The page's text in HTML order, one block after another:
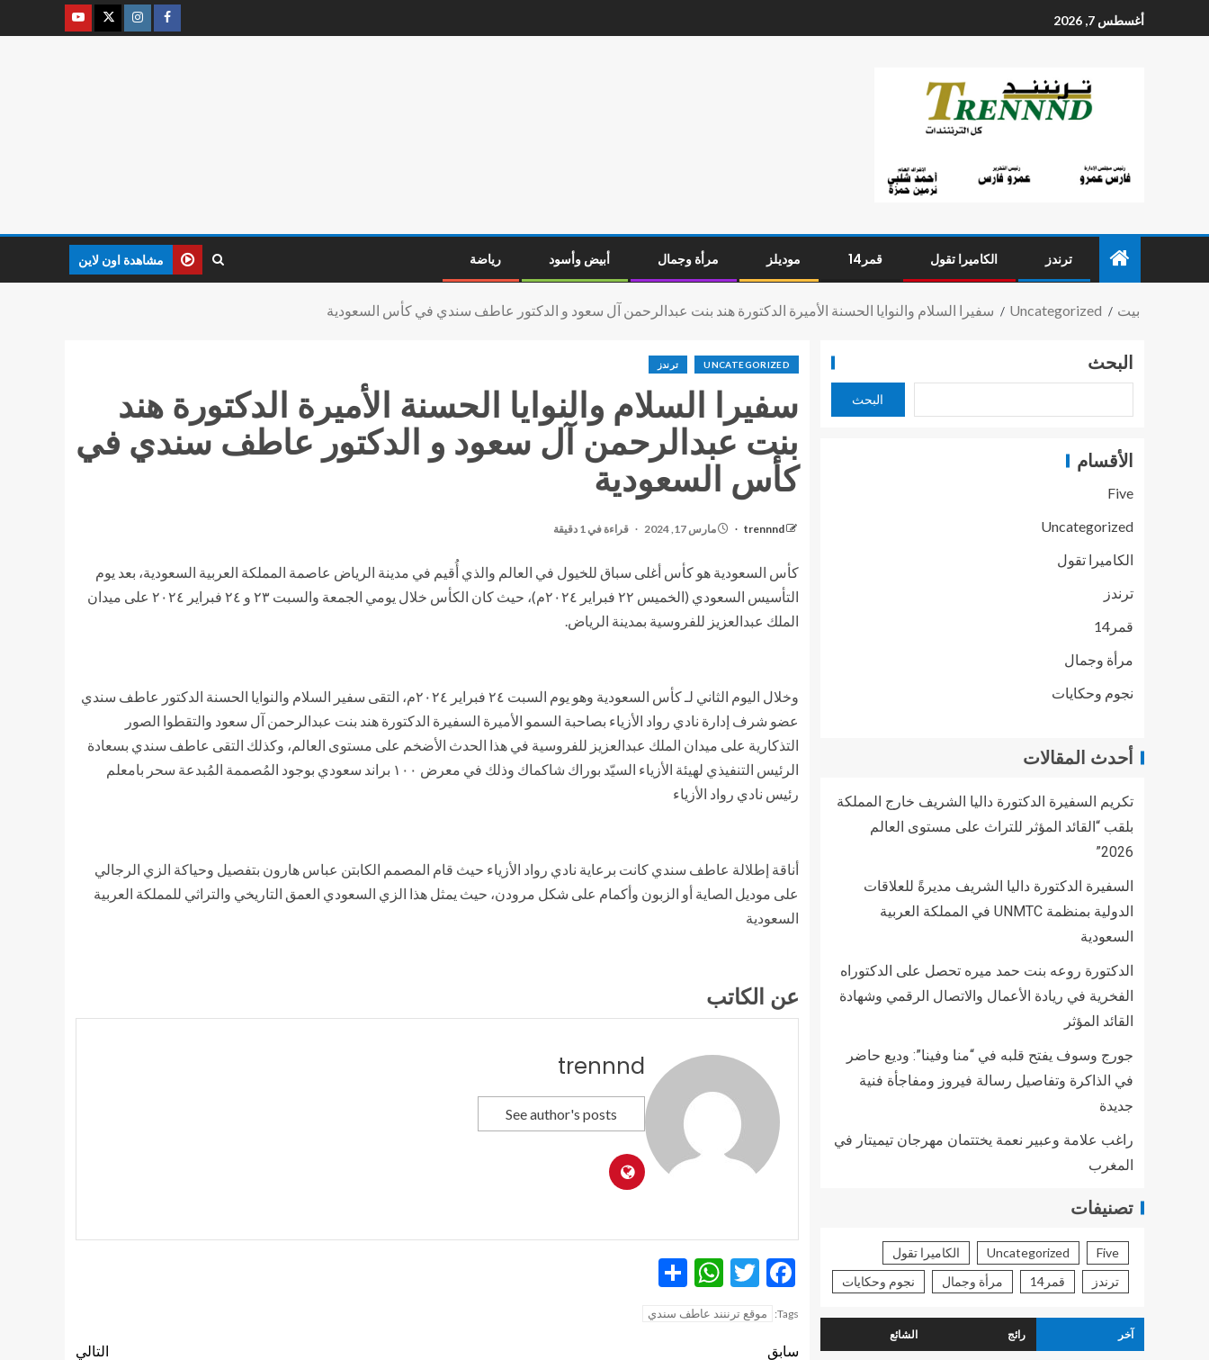
أغسطس 7, 2026
ترندز الكاميرا تقول قمر14 موديلز مرأة وجمال أبيض وأسود رياضة مشاهدة اون لاين
بيت Uncategorized سفيرا السلام والنوايا الحسنة الأميرة الدكتورة هند بنت عبدالرحمن آل سعود و الدكتور عاطف سندي في كأس السعودية
UNCATEGORIZED ترندز
سفيرا السلام والنوايا الحسنة الأميرة الدكتورة هند
بنت عبدالرحمن آل سعود و الدكتور عاطف سندي في
كأس السعودية
trennnd مارس 17, 2024 قراءة في 1 دقيقة
كأس السعودية هو كأس أغلى سباق للخيول في العالم والذي أُقيم في مدينة الرياض عاصمة المملكة العربية السعودية، بعد يوم
التأسيس السعودي (الخميس ٢٢ فبراير ٢٠٢٤م)، حيث كان الكأس خلال يومي الجمعة والسبت ٢٣ و ٢٤ فبراير ٢٠٢٤ على ميدان
الملك عبدالعزيز للفروسية بمدينة الرياض.
وخلال اليوم الثاني لـ كأس السعودية وهو يوم السبت ٢٤ فبراير ٢٠٢٤م، التقى سفير السلام والنوايا الحسنة الدكتور عاطف سندي
عضو شرف إدارة نادي رواد الأزياء بصاحبة السمو الأميرة السفيرة الدكتورة هند بنت عبدالرحمن آل سعود والتقطوا الصور
التذكارية على ميدان الملك عبدالعزيز للفروسية في هذا الحدث الأضخم على مستوى العالم، وكذلك التقى عاطف سندي بسعادة
الرئيس التنفيذي لهيئة الأزياء السيّد بوراك شاكماك وذلك في معرض ١٠٠ براند سعودي بوجود المُصممة المُبدعة سحر بامعلم
رئيس نادي رواد الأزياء
أناقة إطلالة عاطف سندي كانت برعاية نادي رواد الأزياء حيث قام المصمم الكابتن عباس هارون بتفصيل وحياكة الزي الرجالي
على موديل الصاية أو الزبون وأكمام على شكل مرودن، حيث يمثل هذا الزي السعودي العمق التاريخي والتراثي للمملكة العربية
السعودية
عن الكاتب
trennnd
See author's posts
Facebook
Twitter
WhatsApp
Tags: موقع ترننند عاطف سندي
سابق
التالي
البحث
البحث
الأقسام
Five
Uncategorized
الكاميرا تقول
ترندز
قمر14
مرأة وجمال
نجوم وحكايات
أحدث المقالات
تكريم السفيرة الدكتورة داليا الشريف خارج المملكة
بلقب “القائد المؤثر للتراث على مستوى العالم
2026”
السفيرة الدكتورة داليا الشريف مديرةً للعلاقات
الدولية بمنظمة UNMTC في المملكة العربية
السعودية
الدكتورة روعه بنت حمد ميره تحصل على الدكتوراه
الفخرية في ريادة الأعمال والاتصال الرقمي وشهادة
القائد المؤثر
جورج وسوف يفتح قلبه في “منا وفينا”: وديع حاضر
في الذاكرة وتفاصيل رسالة فيروز ومفاجأة فنية
جديدة
راغب علامة وعبير نعمة يختتمان مهرجان تيميتار في
المغرب
تصنيفات
Five
Uncategorized
الكاميرا تقول
ترندز
قمر14 مرأة وجمال نجوم وحكايات
آخر رائج الشائع